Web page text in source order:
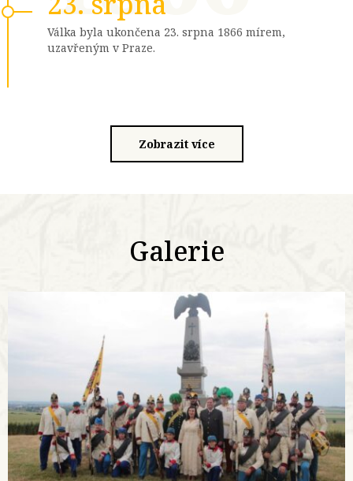
Válka byla ukončena 23. srpna 1866 mírem,
uzavřeným v Praze.
Zobrazit více
Galerie